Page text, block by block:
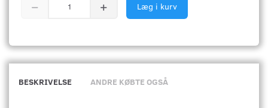
Læg i kurv
BESKRIVELSE ANDRE KØBTE OGSÅ